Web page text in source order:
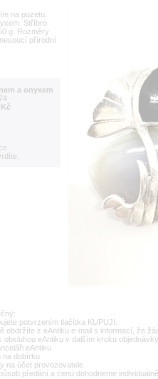
na puzetu.
Stříbro
g. Rozměry
přírodní
a onyxem
potvrzením tlačítka KUPUJI.
obdržíte z eAntiku e-mail s informací, že
eAntiku v dalším kroku
eAntiku
na dobírku
na účet provozovatele
předání a cenu dohodneme individuálně